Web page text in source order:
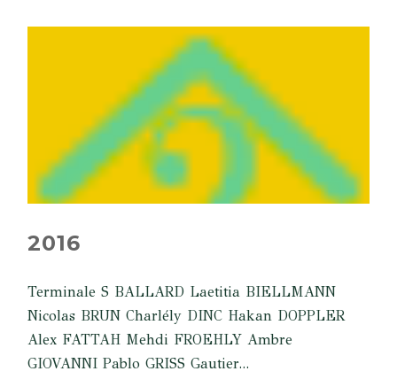
2016
Terminale S BALLARD Laetitia BIELLMANN
Nicolas BRUN Charlély DINC Hakan DOPPLER
Alex FATTAH Mehdi FROEHLY Ambre
GIOVANNI Pablo GRISS Gautier...